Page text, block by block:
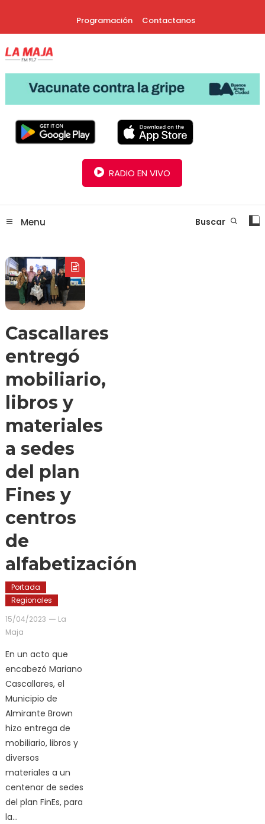
Programación Contactanos
Radio La Maja
RADIO EN VIVO
Menu Buscar
Cascallares
entregó
mobiliario,
libros y
materiales
a sedes
del plan
Fines y
centros
de
alfabetización
Portada
Regionales
15/04/2023
La
Maja
En un acto que
encabezó Mariano
Cascallares, el
Municipio de
Almirante Brown
hizo entrega de
mobiliario, libros y
diversos
materiales a un
centenar de sedes
del plan FinEs, para
la…